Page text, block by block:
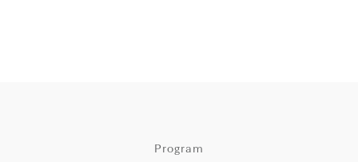
Program